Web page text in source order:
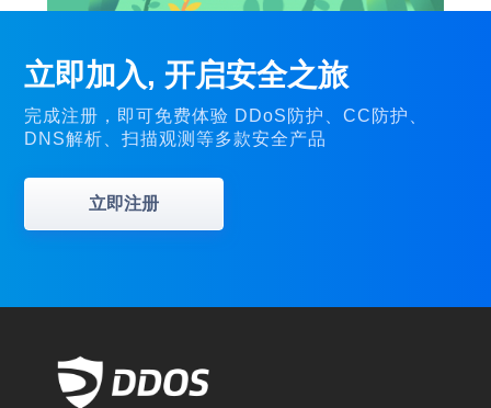
立即加入, 开启安全之旅
完成注册，即可免费体验 DDoS防护、CC防护、
DNS解析、扫描观测等多款安全产品
立即注册